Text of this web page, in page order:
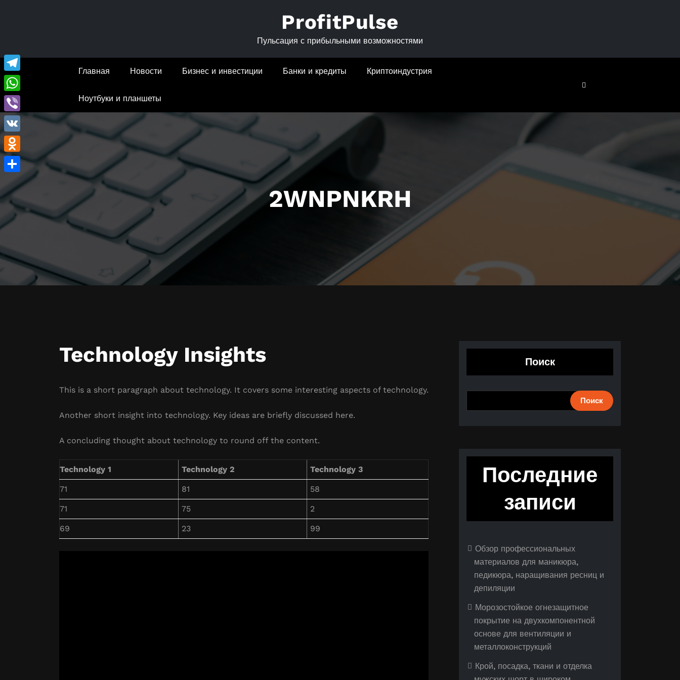
ProfitPulse
Пульсация с прибыльными возможностями
Главная Новости Бизнес и инвестиции Банки и кредиты Криптоиндустрия
Ноутбуки и планшеты
2WNPNKRH
Technology Insights
This is a short paragraph about technology. It covers some interesting aspects of technology.
Another short insight into technology. Key ideas are briefly discussed here.
A concluding thought about technology to round off the content.
Technology 1 Technology 2 Technology 3
71 81 58
71 75 2
69 23 99
Поиск
Поиск
Последние
записи
Обзор профессиональных
материалов для маникюра,
педикюра, наращивания ресниц и
депиляции
Морозостойкое огнезащитное
покрытие на двухкомпонентной
основе для вентиляции и
металлоконструкций
Крой, посадка, ткани и отделка
Telegram
WhatsApp
Viber
VK
Odnoklassniki
Отправить